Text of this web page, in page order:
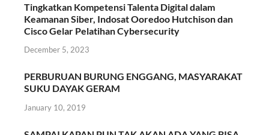
Tingkatkan Kompetensi Talenta Digital dalam
Keamanan Siber, Indosat Ooredoo Hutchison dan
Cisco Gelar Pelatihan Cybersecurity
December 5, 2023
PERBURUAN BURUNG ENGGANG, MASYARAKAT
SUKU DAYAK GERAM
January 10, 2019